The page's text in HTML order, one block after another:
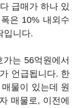
급매가 하나 있
은 10% 내외수
입니다.
는 56억원에서
언급됩니다. 한
물이 있는데 원
매물로, 이전에